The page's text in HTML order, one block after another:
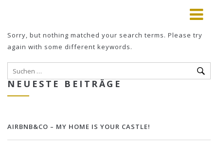
Sorry, but nothing matched your search terms. Please try
again with some different keywords.
NEUESTE BEITRÄGE
AIRBNB&CO – MY HOME IS YOUR CASTLE!